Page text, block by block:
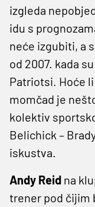
izgleda
idu s
neće izgubiti, a
od 2007. kada
Patriotsi. Hoće
momčad je
kolektiv
Belichick –
iskustva.
Andy Reid na
trener pod čijim